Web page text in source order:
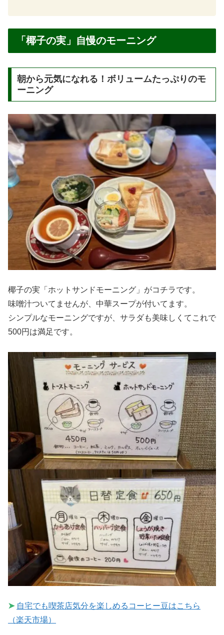
「椰子の実」自慢のモーニング
朝から元気になれる！ボリュームたっぷりのモ
ーニング
椰子の実「ホットサンドモーニング」がコチラです。
味噌汁ついてませんが、中華スープが付いてます。
シンプルなモーニングですが、サラダも美味しくてこれで
500円は満足です。
➤ 自宅でも喫茶店気分を楽しめるコーヒー豆はこちら
（楽天市場）